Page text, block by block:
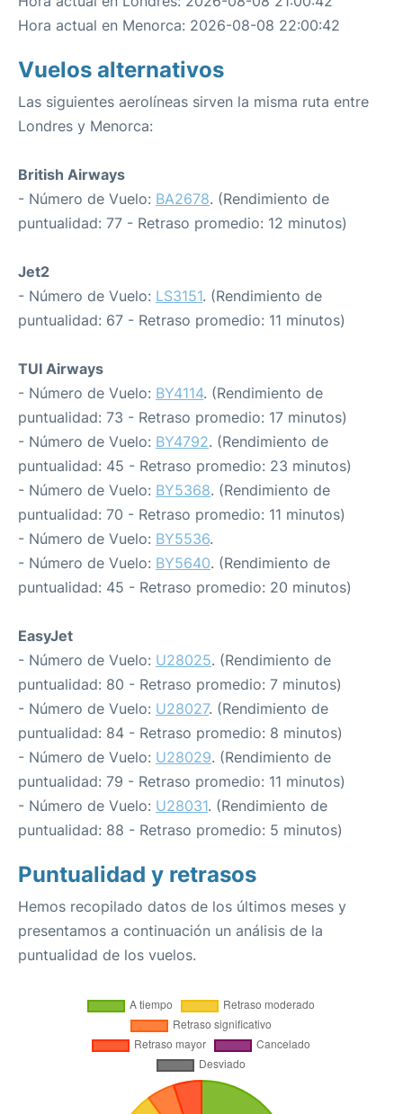
Hora actual en Menorca: 2026-08-08 22:00:42
Vuelos alternativos
Las siguientes aerolíneas sirven la misma ruta entre
Londres y Menorca:
British Airways
- Número de Vuelo: BA2678. (Rendimiento de
puntualidad: 77 - Retraso promedio: 12 minutos)
Jet2
- Número de Vuelo: LS3151. (Rendimiento de
puntualidad: 67 - Retraso promedio: 11 minutos)
TUI Airways
- Número de Vuelo: BY4114. (Rendimiento de
puntualidad: 73 - Retraso promedio: 17 minutos)
- Número de Vuelo: BY4792. (Rendimiento de
puntualidad: 45 - Retraso promedio: 23 minutos)
- Número de Vuelo: BY5368. (Rendimiento de
puntualidad: 70 - Retraso promedio: 11 minutos)
- Número de Vuelo: BY5536.
- Número de Vuelo: BY5640. (Rendimiento de
puntualidad: 45 - Retraso promedio: 20 minutos)
EasyJet
- Número de Vuelo: U28025. (Rendimiento de
puntualidad: 80 - Retraso promedio: 7 minutos)
- Número de Vuelo: U28027. (Rendimiento de
puntualidad: 84 - Retraso promedio: 8 minutos)
- Número de Vuelo: U28029. (Rendimiento de
puntualidad: 79 - Retraso promedio: 11 minutos)
- Número de Vuelo: U28031. (Rendimiento de
puntualidad: 88 - Retraso promedio: 5 minutos)
Puntualidad y retrasos
Hemos recopilado datos de los últimos meses y
presentamos a continuación un análisis de la
puntualidad de los vuelos.